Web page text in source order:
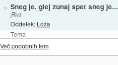
Tema
» Sneg je, glej zunaj spet sneg je...
jRk0
Oddelek: Loža
Več podobnih tem